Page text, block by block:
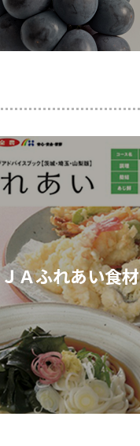
ＪＡふれあい食材